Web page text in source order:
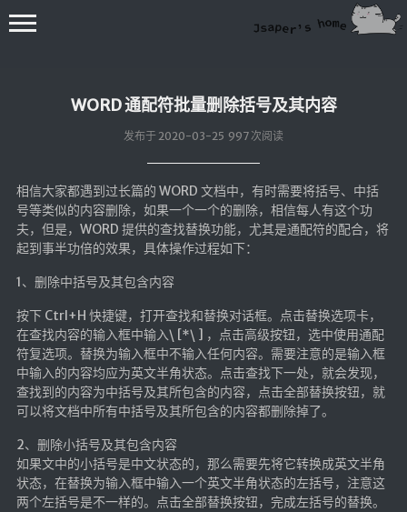
WORD 通配符批量删除括号及其内容
发布于 2020-03-25 997 次阅读
相信大家都遇到过长篇的 WORD 文档中，有时需要将括号、中括
号等类似的内容删除，如果一个一个的删除，相信每人有这个功
夫，但是，WORD 提供的查找替换功能，尤其是通配符的配合，将
起到事半功倍的效果，具体操作过程如下：
1、删除中括号及其包含内容
按下 Ctrl+H 快捷键，打开查找和替换对话框。点击替换选项卡，
在查找内容的输入框中输入\ [*\ ] ，点击高级按钮，选中使用通配
符复选项。替换为输入框中不输入任何内容。需要注意的是输入框
中输入的内容均应为英文半角状态。点击查找下一处，就会发现，
查找到的内容为中括号及其所包含的内容，点击全部替换按钮，就
可以将文档中所有中括号及其所包含的内容都删除掉了。
2、删除小括号及其包含内容
如果文中的小括号是中文状态的，那么需要先将它转换成英文半角
状态，在替换为输入框中输入一个英文半角状态的左括号，注意这
两个左括号是不一样的。点击全部替换按钮，完成左括号的替换。
💻在线桌面
bing壁纸
🔥排行榜
综合导航
合集网
鱼塘热榜
航拍全景
暗网导航
简易代理